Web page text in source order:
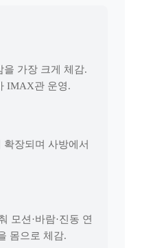
을 가장 크게 체감.
IMAX관 운영.
장되며 사방에서
모션·바람·진동 연
몸으로 체감.